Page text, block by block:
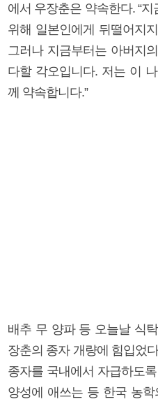
에서 우장춘은 약속한다. “
위해 일본인에게 뒤떨어지
그러나 지금부터는 아버지
다할 각오입니다. 저는 이
께 약속합니다.”
배추 무 양파 등 오늘날 식
장춘의 종자 개량에 힘입었
종자를 국내에서 자급하도
양성에 애쓰는 등 한국 농